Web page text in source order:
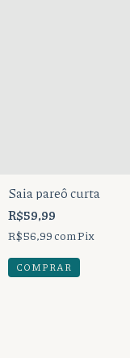
Saia pareô curta
R$59,99
R$56,99 comPix
COMPRAR